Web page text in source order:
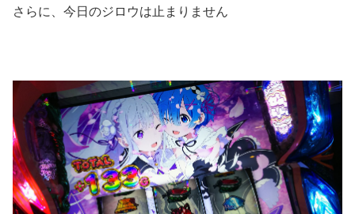
さらに、今日のジロウは止まりません